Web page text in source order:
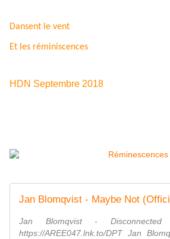
Dansent le vent
Et les réminiscences
HDN Septembre 2018
Jan Blomqvist - Maybe Not
Jan Blomqvist -
https://AREE047.lnk.to/DPT Jan